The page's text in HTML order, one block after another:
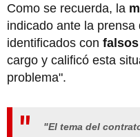
Como se recuerda, la
indicado ante la
identificados con
cargo y calificó esta
problema".
"El tema del